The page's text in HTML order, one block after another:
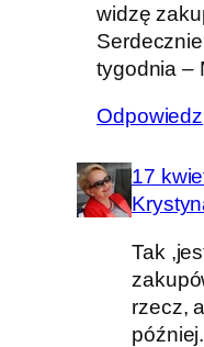
widzę
tygodnia –
Odpowiedz
17
Tak
rzecz,